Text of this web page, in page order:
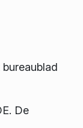
De